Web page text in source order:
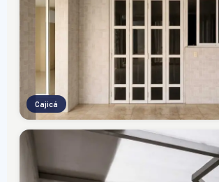
Cajicá